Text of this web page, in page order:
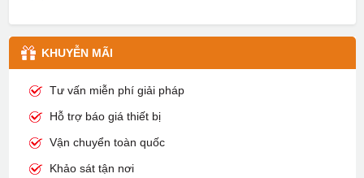
KHUYỄN MÃI
Tư vấn miễn phí giải pháp
Hỗ trợ báo giá thiết bị
Vận chuyển toàn quốc
Khảo sát tận nơi